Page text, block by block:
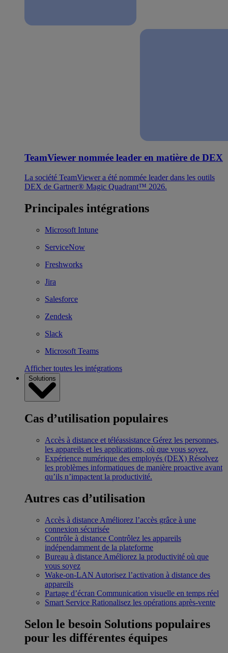
TeamViewer nommée leader en matière de DEX
La société TeamViewer a été nommée leader dans les outils
DEX de Gartner® Magic Quadrant™ 2026.
Principales intégrations
Microsoft Intune
ServiceNow
Freshworks
Jira
Salesforce
Zendesk
Slack
Microsoft Teams
Afficher toutes les intégrations
Solutions
Cas d’utilisation populaires
Accès à distance et téléassistance Gérez les personnes,
les appareils et les applications, où que vous soyez.
Expérience numérique des employés (DEX) Résolvez
les problèmes informatiques de manière proactive avant
qu’ils n’impactent la productivité.
Autres cas d’utilisation
Accès à distance Améliorez l’accès grâce à une
connexion sécurisée
Contrôle à distance Contrôlez les appareils
indépendamment de la plateforme
Bureau à distance Améliorez la productivité où que
vous soyez
Wake-on-LAN Autorisez l’activation à distance des
appareils
Partage d’écran Communication visuelle en temps réel
Smart Service Rationalisez les opérations après-vente
Selon le besoin Solutions populaires
pour les différentes équipes